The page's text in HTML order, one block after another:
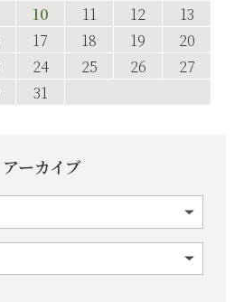
10 11 12
13
17 18 19
20
24 25 26
27
31
アーカイブ